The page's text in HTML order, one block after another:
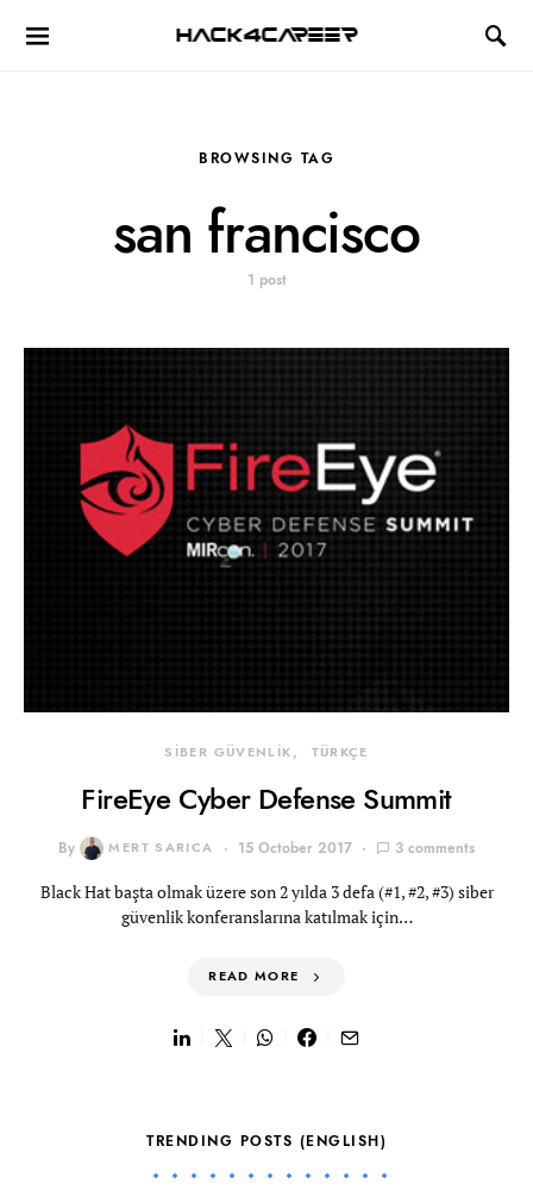
Hack4Career
BROWSING TAG
san francisco
1 post
SİBER GÜVENLİK TÜRKÇE
FireEye Cyber Defense Summit
By MERT SARICA 15 October 2017 3 comments
Black Hat başta olmak üzere son 2 yılda 3 defa (#1, #2, #3) siber
güvenlik konferanslarına katılmak için…
READ MORE
TRENDING POSTS (ENGLISH)